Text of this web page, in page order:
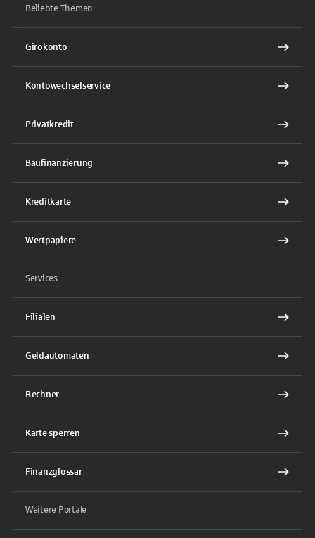
Beliebte Themen
Girokonto
Kontowechselservice
Privatkredit
Baufinanzierung
Kreditkarte
Wertpapiere
Services
Filialen
Geldautomaten
Rechner
Karte sperren
Finanzglossar
Weitere Portale